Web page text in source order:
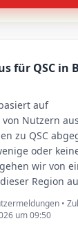
für QSC in
auf
Nutzern
zu QSC
oder
wir von
Region
•
um 09:50